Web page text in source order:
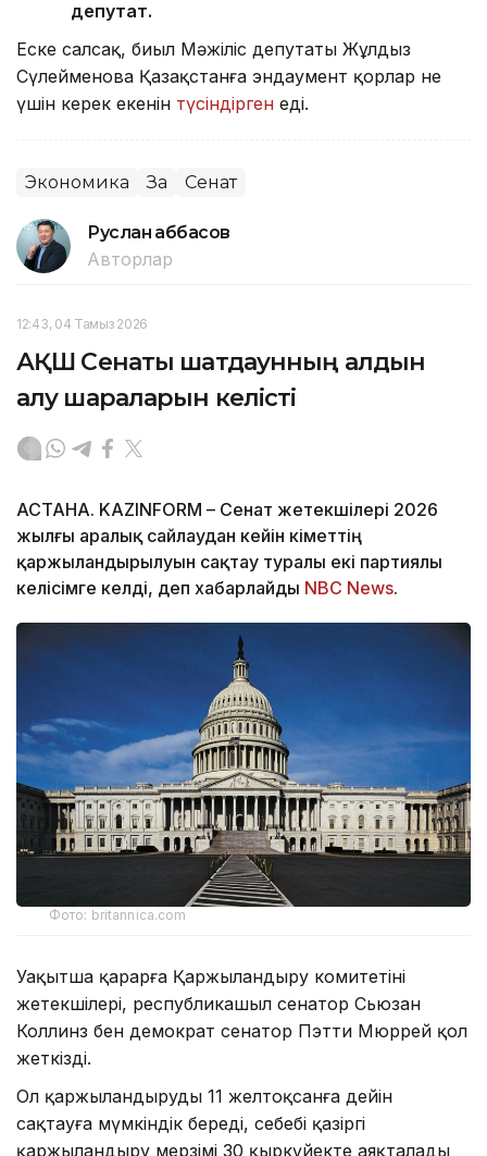
депутат.
Еске салсақ, биыл Мәжіліс депутаты Жұлдыз
Сүлейменова Қазақстанға эндаумент қорлар не
үшін керек екенін түсіндірген еді.
Экономика Заң Сенат
Руслан Ғаббасов
Авторлар
12:43, 04 Тамыз 2026
АҚШ Сенаты шатдаунның алдын
алу шараларын келісті
АСТАНА. KAZINFORM – Сенат жетекшілері 2026
жылғы аралық сайлаудан кейін үкіметтің
қаржыландырылуын сақтау туралы екі партиялы
келісімге келді, деп хабарлайды NBC News.
Фото: britannica.com
Уақытша қарарға Қаржыландыру комитетінің
жетекшілері, республикашыл сенатор Сьюзан
Коллинз бен демократ сенатор Пэтти Мюррей қол
жеткізді.
Ол қаржыландыруды 11 желтоқсанға дейін
сақтауға мүмкіндік береді, себебі қазіргі
қаржыландыру мерзімі 30 қыркүйекте аяқталады